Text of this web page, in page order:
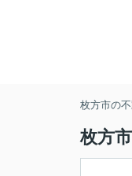
枚方市の
枚方